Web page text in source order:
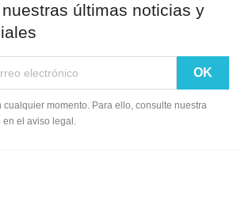
últimas noticias y
cualquier momento. Para ello, consulte nuestra
en el aviso legal.